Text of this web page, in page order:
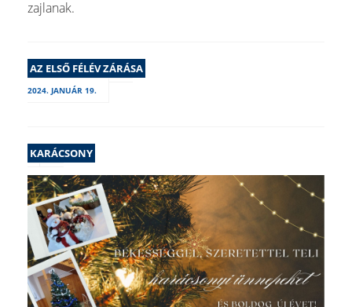
zajlanak.
AZ ELSŐ FÉLÉV ZÁRÁSA
2024. JANUÁR 19.
KARÁCSONY